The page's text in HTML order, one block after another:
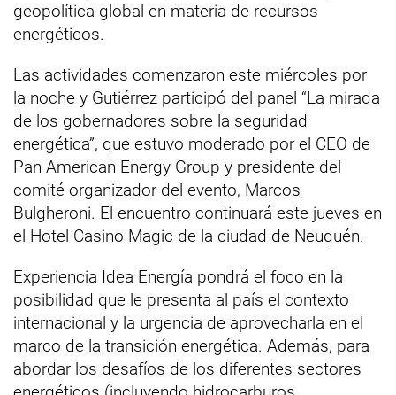
geopolítica global en materia de recursos
energéticos.
Las actividades comenzaron este miércoles por
la noche y Gutiérrez participó del panel “La mirada
de los gobernadores sobre la seguridad
energética”, que estuvo moderado por el CEO de
Pan American Energy Group y presidente del
comité organizador del evento, Marcos
Bulgheroni. El encuentro continuará este jueves en
el Hotel Casino Magic de la ciudad de Neuquén.
Experiencia Idea Energía pondrá el foco en la
posibilidad que le presenta al país el contexto
internacional y la urgencia de aprovecharla en el
marco de la transición energética. Además, para
abordar los desafíos de los diferentes sectores